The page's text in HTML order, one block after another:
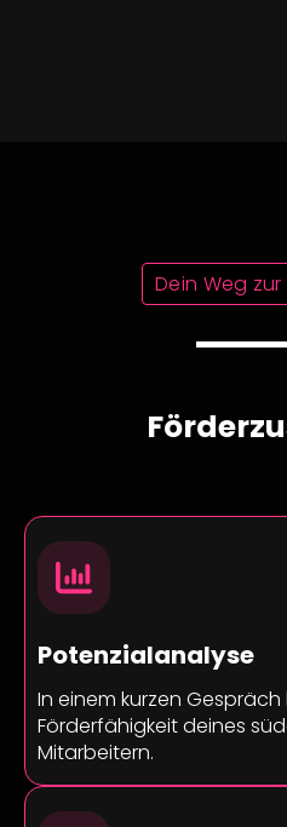
Dein Weg
Potenzialanalyse
In einem kurzen Gespräch
Förderfähigkeit deines
Mitarbeitern.
Hol dir 50 %
Staat zurück.
Willst du
gehen –